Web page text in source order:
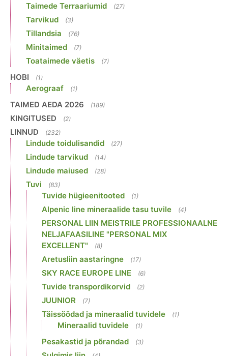
Taimede Terraariumid (27)
Tarvikud (3)
Tillandsia (76)
Minitaimed (7)
Toataimede väetis (7)
HOBI (1)
Aerograaf (1)
TAIMED AEDA 2026 (189)
KINGITUSED (2)
LINNUD (232)
Lindude toidulisandid (27)
Lindude tarvikud (14)
Lindude maiused (28)
Tuvi (83)
Tuvide hügieenitooted (1)
Alpenic line mineraalide tasu tuvile (4)
PERSONAL LIIN MEISTRILE PROFESSIONAALNE
NELJAFAASILINE "PERSONAL MIX
EXCELLENT"
(8)
Aretusliin aastaringne (17)
SKY RACE EUROPE LINE (6)
Tuvide transpordikorvid (2)
JUUNIOR (7)
Täissöödad ja mineraalid tuvidele (1)
Mineraalid tuvidele (1)
Pesakastid ja põrandad (3)